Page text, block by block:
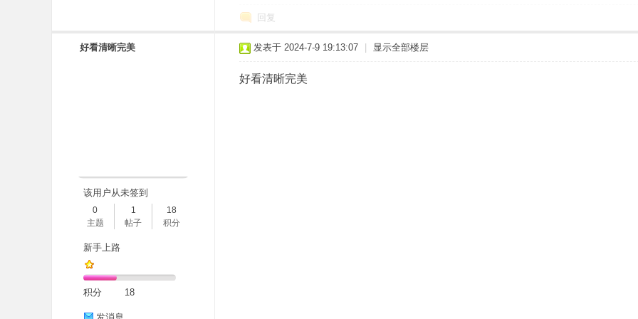
回复
好看清晰完美
该用户从未签到
0
主题
1
帖子
18
积分
新手上路
积分 18
发表于 2024-7-9 19:13:07 显示全部楼层
好看清晰完美